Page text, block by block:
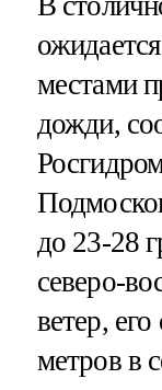
местами
дожди,
до 23-28
северо-
ветер,
метров в